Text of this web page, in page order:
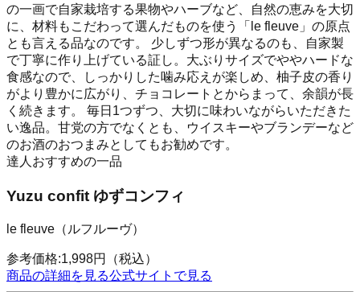
の一画で自家栽培する果物やハーブなど、自然の恵みを大切
に、材料もこだわって選んだものを使う「le fleuve」の原点
とも言える品なのです。 少しずつ形が異なるのも、自家製
で丁寧に作り上げている証し。大ぶりサイズでややハードな
食感なので、しっかりした噛み応えが楽しめ、柚子皮の香り
がより豊かに広がり、チョコレートとからまって、余韻が長
く続きます。 毎日1つずつ、大切に味わいながらいただきた
い逸品。甘党の方でなくとも、ウイスキーやブランデーなど
のお酒のおつまみとしてもお勧めです。
達人おすすめの一品
Yuzu confit ゆずコンフィ
le fleuve（ルフルーヴ）
参考価格:1,998円
（税込）
商品の詳細を見る公式サイトで見る